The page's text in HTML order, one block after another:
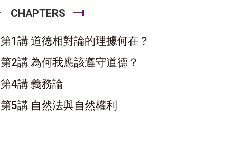
CHAPTERS
第1講 道德相對論的理據何在？
第2講 為何我應該遵守道德？
第4講 義務論
第5講 自然法與自然權利